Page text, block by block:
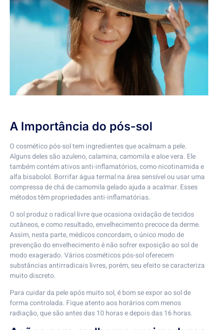
A Importância do pós-sol
O cosmético pós-sol tem ingredientes que acalmam a pele.
Alguns deles são azuleno, calamina, camomila e aloe vera. Ele
também contém ativos anti-inflamatórios, como nicotinamida e
alfa bisabolol. Borrifar água termal na área sensível ou usar uma
compressa de chá de camomila gelado ajuda a acalmar. Esses
métodos têm propriedades anti-inflamatórias.
O sol produz o radical livre que ocasiona oxidação de tecidos
cutâneos, e como resultado, envelhecimento precoce da derme.
Assim, nesta parte, médicos concordam, o único modo de
prevenção do envelhecimento é não sofrer exposição ao sol de
modo exagerado. Vários cosméticos pós-sol oferecem
substâncias antirradicais livres, porém, seu efeito se caracteriza
muito discreto.
Para cuidar da pele após muito sol, é bom se expor ao sol de
forma controlada. Fique atento aos horários com menos
radiação, que são antes das 10 horas e depois das 16 horas.